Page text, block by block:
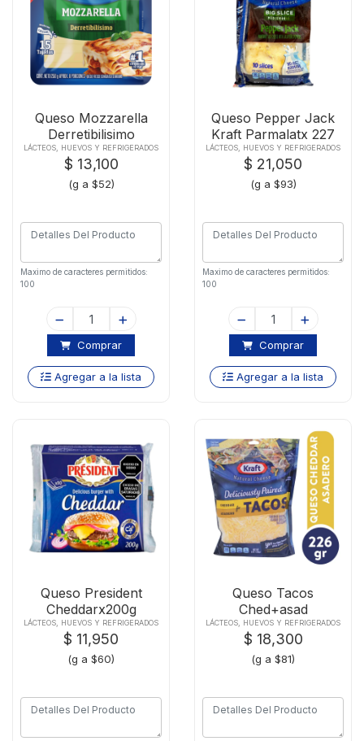
Queso Mozzarella
Derretibilisimo
Kraftx250gr
LÁCTEOS, HUEVOS Y REFRIGERADOS
$ 13,100
(g a $52)
Maximo de caracteres permitidos:
100
Comprar
Agregar a la lista
Queso Pepper Jack
Kraft Parmalatx 227
Gr
LÁCTEOS, HUEVOS Y REFRIGERADOS
$ 21,050
(g a $93)
Maximo de caracteres permitidos:
100
Comprar
Agregar a la lista
Queso President
Cheddarx200g
LÁCTEOS, HUEVOS Y REFRIGERADOS
$ 11,950
(g a $60)
Queso Tacos
Ched+asad
Parmalatx226 Gr
LÁCTEOS, HUEVOS Y REFRIGERADOS
$ 18,300
(g a $81)